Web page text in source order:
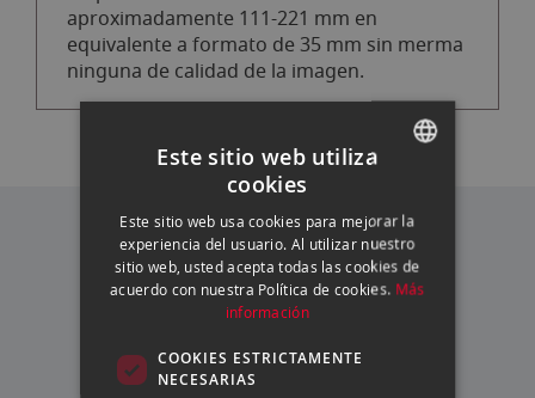
aproximadamente 111-221 mm en
equivalente a formato de 35 mm sin merma
ninguna de calidad de la imagen.
NUESTRAS VENTAJAS
FINANCIACIÓN
A TU MEDIDA
ENGLISH
CATALAN
Este sitio web utiliza
cookies
Este sitio web usa cookies para mejorar la
experiencia del usuario. Al utilizar nuestro
sitio web, usted acepta todas las cookies de
acuerdo con nuestra Política de cookies. Más
información
COOKIES ESTRICTAMENTE
NECESARIAS